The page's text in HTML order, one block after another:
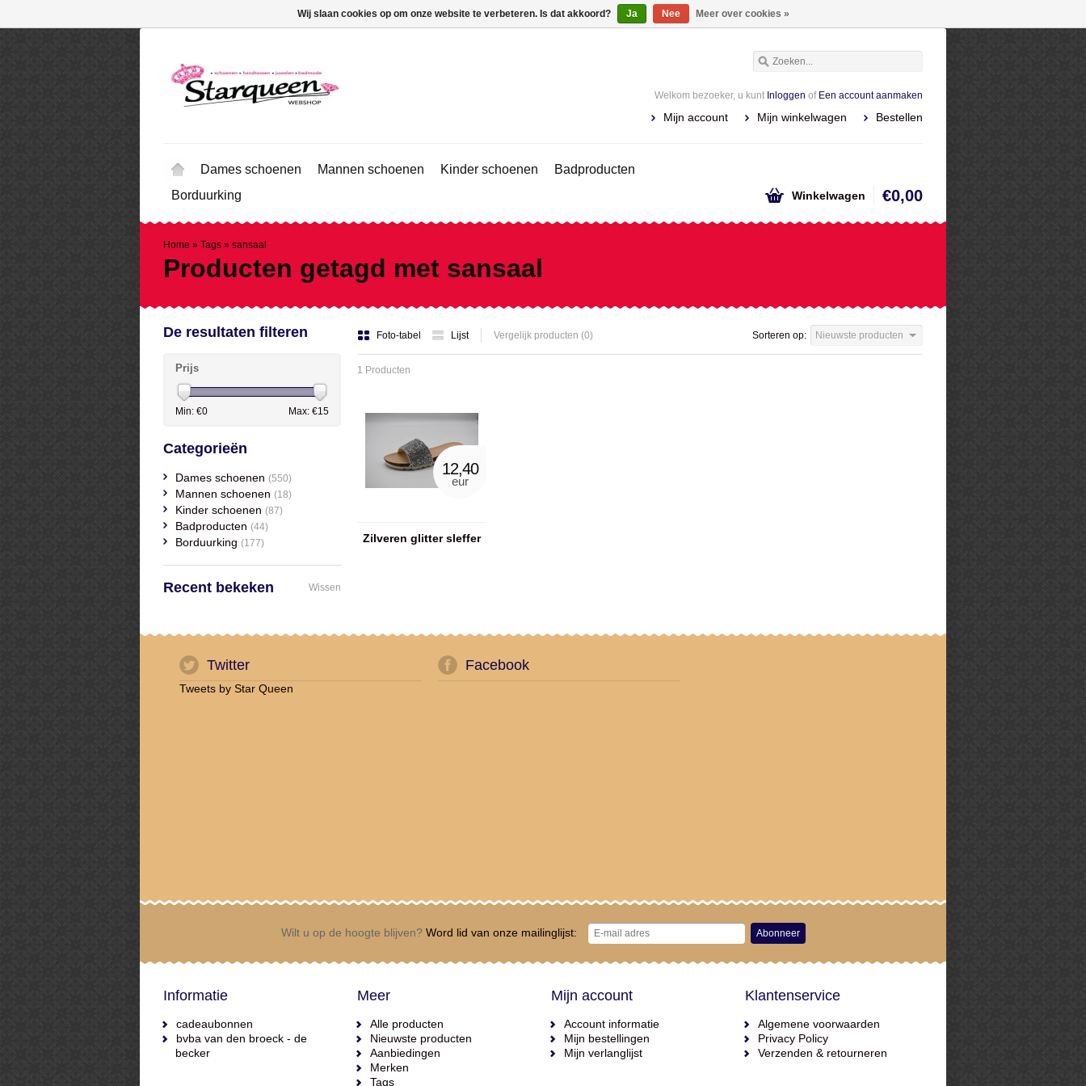
Welkom bezoeker, u kunt Inloggen of Een account aanmaken
Mijn account Mijn winkelwagen Bestellen
Dames schoenen Mannen schoenen Kinder schoenen
Badproducten
Borduurking
Winkelwagen €0,00
Home » Tags » sansaal
Producten getagd met sansaal
Foto-tabel Lijst Vergelijk producten (0) Sorteren op: Nieuwste producten
1 Producten
12,40
eur
Zilveren glitter sleffer
De resultaten filteren
Prijs
Min: €0 Max: €15
Categorieën
Dames schoenen (550)
Mannen schoenen (18)
Kinder schoenen (87)
Badproducten (44)
Borduurking (177)
Recent bekeken Wissen
Twitter
Tweets by Star Queen
Facebook
Wilt u op de hoogte blijven? Word lid van onze mailinglijst: Abonneer
Informatie
cadeaubonnen
bvba van den broeck - de
becker
Meer
Alle producten
Nieuwste producten
Aanbiedingen
Merken
Tags
Mijn account
Account informatie
Mijn bestellingen
Mijn verlanglijst
Klantenservice
Algemene voorwaarden
Privacy Policy
Verzenden & retourneren
Wij slaan cookies op om onze website te verbeteren. Is dat akkoord? Ja Nee Meer over cookies »